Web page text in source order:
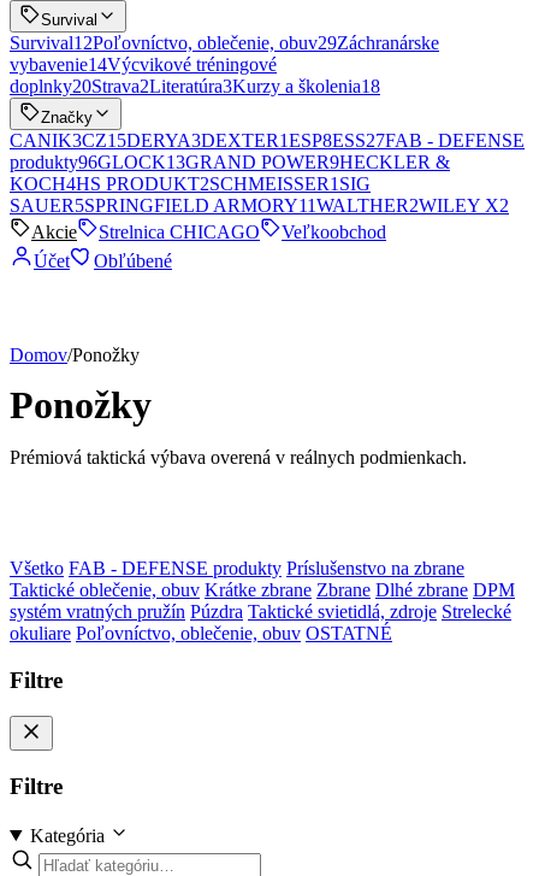
Survival
Survival12Poľovníctvo, oblečenie, obuv29Záchranárske
vybavenie14Výcvikové tréningové
doplnky20Strava2Literatúra3Kurzy a školenia18
Značky
CANIK3CZ15DERYA3DEXTER1ESP8ESS27FAB - DEFENSE
produkty96GLOCK13GRAND POWER9HECKLER &
KOCH4HS PRODUKT2SCHMEISSER1 SIG
SAUER5SPRINGFIELD ARMORY11WALTHER2WILEY X2
Akcie
Strelnica CHICAGO
Veľkoobchod
Účet
Obľúbené
Domov/Ponožky
Ponožky
Prémiová taktická výbava overená v reálnych podmienkach.
Všetko FAB - DEFENSE produkty Príslušenstvo na zbrane
Taktické oblečenie, obuv Krátke zbrane Zbrane Dlhé zbrane DPM
systém vratných pružín Púzdra Taktické svietidlá, zdroje Strelecké
okuliare Poľovníctvo, oblečenie, obuv OSTATNÉ
Filtre
Filtre
Kategória